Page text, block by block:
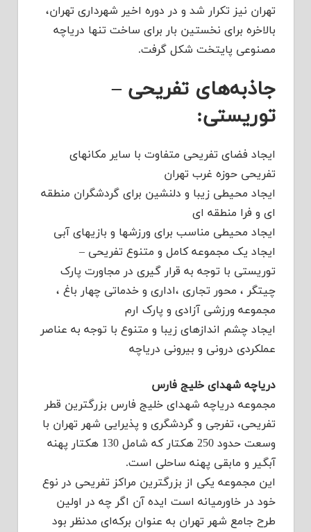
تهران نیز تکرار شد و در دوره اخیر شهرداری تهران،
بالاخره برای نخستین بار برای ساخت تنها دریاچه
مصنوعی پایتخت شکل گرفت.
جاذبه‌های تفریحی –
توریستی:
ایجاد فضای تفریحی متفاوت با سایر مکانهای
تفریحی حوزه غرب تهران
ایجاد محیطی زیبا و دلنشین برای گردشگران منطقه
ای و فرا منطقه ای
ایجاد محیطی مناسب برای ورزشها و بازیهای آبی
ایجاد یک مجموعه کامل و متنوع تفریحی –
توریستی با توجه به قرار گیری در مجاورت پارک
چیتگر ، محور تجاری ،اداری و خدماتی چهار باغ ،
مجموعه ورزشی آزادی و پارک ارم
ایجاد چشم اندازهای زیبا و متنوع با توجه به عناصر
عملکردی درونی و بیرونی دریاچه
دریاچه شهدای خلیج فارس
مجموعه دریاچه شهدای خلیج فارس بزرگترین قطر
تفریحی، تفرجی و گردشگری و پذیرایی شهر تهران با
وسعت حدود 250 هکتار که شامل 130 هکتار پهنه
آبگیر و مابقی پهنه ساحلی است.
این مجموعه یکی از بزرگترین مراکز تفریحی در نوع
خود در خاورمیانه است ایده آن اگر چه در اولین
طرح جامع شهر تهران به عنوان برکه‌ای مدنظر بود